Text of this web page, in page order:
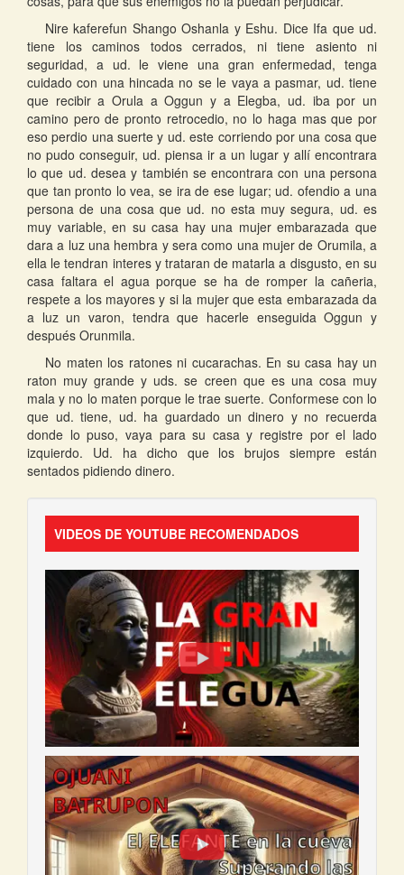
Nire kaferefun Shango Oshanla y Eshu. Dice Ifa que ud.
tiene los caminos todos cerrados, ni tiene asiento ni
seguridad, a ud. le viene una gran enfermedad, tenga
cuidado con una hincada no se le vaya a pasmar, ud. tiene
que recibir a Orula a Oggun y a Elegba, ud. iba por un
camino pero de pronto retrocedio, no lo haga mas que por
eso perdio una suerte y ud. este corriendo por una cosa que
no pudo conseguir, ud. piensa ir a un lugar y allí encontrara
lo que ud. desea y también se encontrara con una persona
que tan pronto lo vea, se ira de ese lugar; ud. ofendio a una
persona de una cosa que ud. no esta muy segura, ud. es
muy variable, en su casa hay una mujer embarazada que
dara a luz una hembra y sera como una mujer de Orumila, a
ella le tendran interes y trataran de matarla a disgusto, en su
casa faltara el agua porque se ha de romper la cañeria,
respete a los mayores y si la mujer que esta embarazada da
a luz un varon, tendra que hacerle enseguida Oggun y
después Orunmila.
No maten los ratones ni cucarachas. En su casa hay un
raton muy grande y uds. se creen que es una cosa muy
mala y no lo maten porque le trae suerte. Conformese con lo
que ud. tiene, ud. ha guardado un dinero y no recuerda
donde lo puso, vaya para su casa y registre por el lado
izquierdo. Ud. ha dicho que los brujos siempre están
sentados pidiendo dinero.
VIDEOS DE YOUTUBE RECOMENDADOS